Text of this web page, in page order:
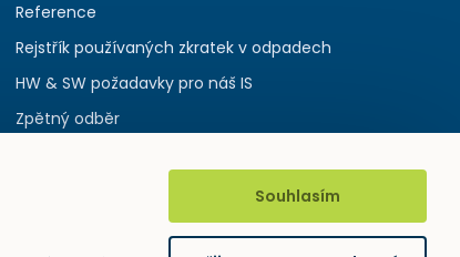
Reference
Rejstřík používaných zkratek v odpadech
HW & SW požadavky pro náš IS
Zpětný odběr
Souhlasím